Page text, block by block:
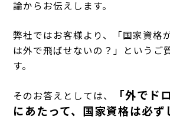
論からお伝えします。
弊社ではお客様より、「国家資格
は外で飛ばせないの？」というご
す。
そのお答えとしては、
「外でド
にあたって、国家資格は必ず